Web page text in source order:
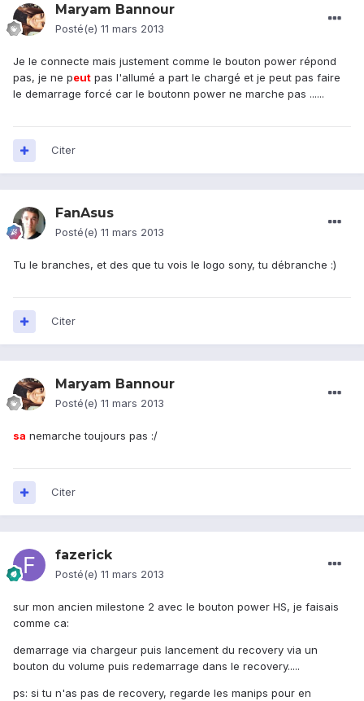
Maryam Bannour
Posté(e) 11 mars 2013
Je le connecte mais justement comme le bouton power répond
pas, je ne peut pas l'allumé a part le chargé et je peut pas faire
le demarrage forcé car le boutonn power ne marche pas ......
Citer
FanAsus
Posté(e) 11 mars 2013
Tu le branches, et des que tu vois le logo sony, tu débranche :)
Citer
Maryam Bannour
Posté(e) 11 mars 2013
sa nemarche toujours pas :/
Citer
fazerick
Posté(e) 11 mars 2013
sur mon ancien milestone 2 avec le bouton power HS, je faisais
comme ca:
demarrage via chargeur puis lancement du recovery via un
bouton du volume puis redemarrage dans le recovery.....
ps: si tu n'as pas de recovery, regarde les manips pour en